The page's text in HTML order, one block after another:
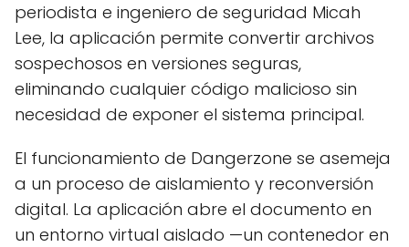
periodista e ingeniero de seguridad Micah
Lee, la aplicación permite convertir archivos
sospechosos en versiones seguras,
eliminando cualquier código malicioso sin
necesidad de exponer el sistema principal.
El funcionamiento de Dangerzone se asemeja
a un proceso de aislamiento y reconversión
digital. La aplicación abre el documento en
un entorno virtual aislado —un contenedor en